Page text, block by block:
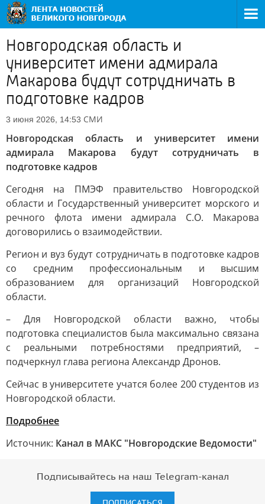
Новгородская область и
университет имени адмирала
Макарова будут сотрудничать в
подготовке кадров
3 июня 2026, 14:53 СМИ
Новгородская область и университет имени
адмирала Макарова будут сотрудничать в
подготовке кадров
Сегодня на ПМЭФ правительство Новгородской
области и Государственный университет морского и
речного флота имени адмирала С.О. Макарова
договорились о взаимодействии.
Регион и вуз будут сотрудничать в подготовке кадров
со средним профессиональным и высшим
образованием для организаций Новгородской
области.
– Для Новгородской области важно, чтобы
подготовка специалистов была максимально связана
с реальными потребностями предприятий, –
подчеркнул глава региона Александр Дронов.
Сейчас в университете учатся более 200 студентов из
Новгородской области.
Подробнее
Источник: Канал в МАКС "Новгородские Ведомости"
Подписывайтесь на наш Telegram-канал